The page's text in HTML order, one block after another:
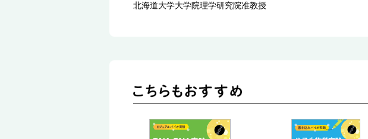
北海道大学大学院理学研究院准教授